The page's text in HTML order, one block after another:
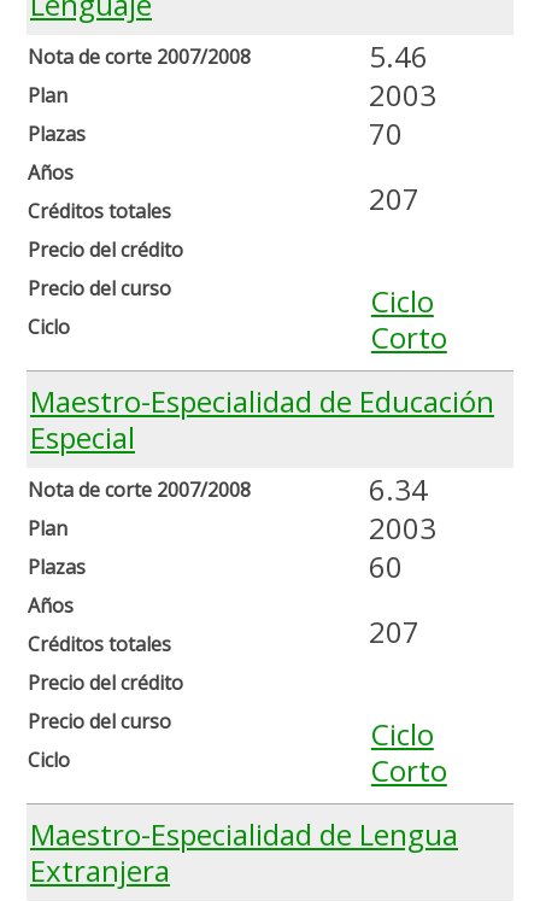
Nota de corte 2007/2008
Plan
Plazas
Años
Créditos totales
Precio del crédito
Precio del curso
Ciclo
5.46
2003
70
207
Ciclo
Corto
Maestro-Especialidad de Educación
Especial
Nota de corte 2007/2008
Plan
Plazas
Años
Créditos totales
Precio del crédito
Precio del curso
Ciclo
6.34
2003
60
207
Ciclo
Corto
Maestro-Especialidad de Lengua
Extranjera